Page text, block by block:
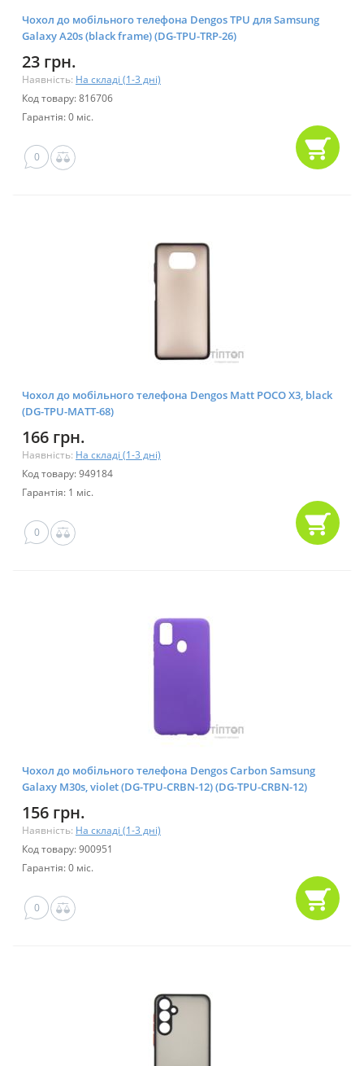
Чохол до мобільного телефона Dengos TPU для Samsung
Galaxy A20s (black frame) (DG-TPU-TRP-26)
23 грн.
Наявність: На складі (1-3 дні)
Код товару: 816706
Гарантія: 0 міс.
0
Чохол до мобільного телефона Dengos Matt POCO X3, black
(DG-TPU-MATT-68)
166 грн.
Наявність: На складі (1-3 дні)
Код товару: 949184
Гарантія: 1 міс.
0
Чохол до мобільного телефона Dengos Carbon Samsung
Galaxy M30s, violet (DG-TPU-CRBN-12) (DG-TPU-CRBN-12)
156 грн.
Наявність: На складі (1-3 дні)
Код товару: 900951
Гарантія: 0 міс.
0